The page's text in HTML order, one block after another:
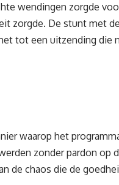
wendingen zorgde
zorgde. De stunt met
tot een uitzending die
waarop het
zonder pardon op
de chaos die de